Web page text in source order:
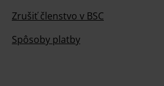
Zrušiť členstvo v BSC
Spôsoby platby